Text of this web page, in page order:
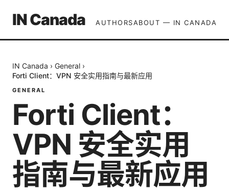
IN Canada AUTHORSABOUT — IN CANADA
IN Canada › General ›
Forti Client：VPN 安全实用指南与最新应用
GENERAL
Forti Client：
VPN 安全实用
指南与最新应用